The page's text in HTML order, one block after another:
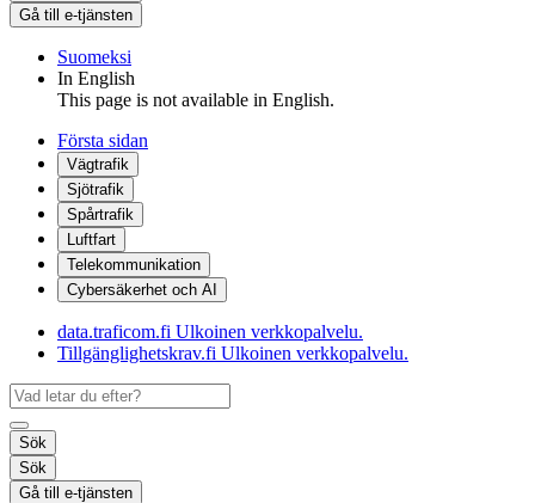
Gå till e-tjänsten
Suomeksi
In English
This page is not available in English.
Första sidan
Vägtrafik
Sjötrafik
Spårtrafik
Luftfart
Telekommunikation
Cybersäkerhet och AI
data.traficom.fi Ulkoinen verkkopalvelu.
Tillgänglighetskrav.fi Ulkoinen verkkopalvelu.
Sök
Sök
Gå till e-tjänsten